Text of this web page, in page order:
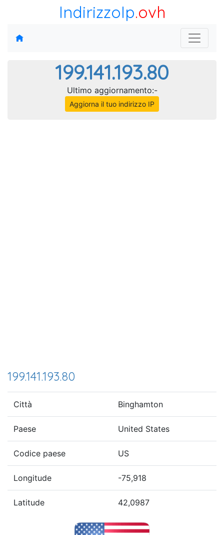
IndirizzoIp.ovh
199.141.193.80
Ultimo aggiornamento:-
Aggiorna il tuo indirizzo IP
199.141.193.80
Città Binghamton
Paese United States
Codice paese US
Longitude -75,918
Latitude 42,0987